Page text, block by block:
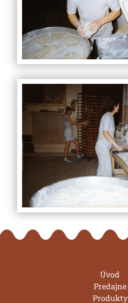
Úvod
Predajne
Produkty